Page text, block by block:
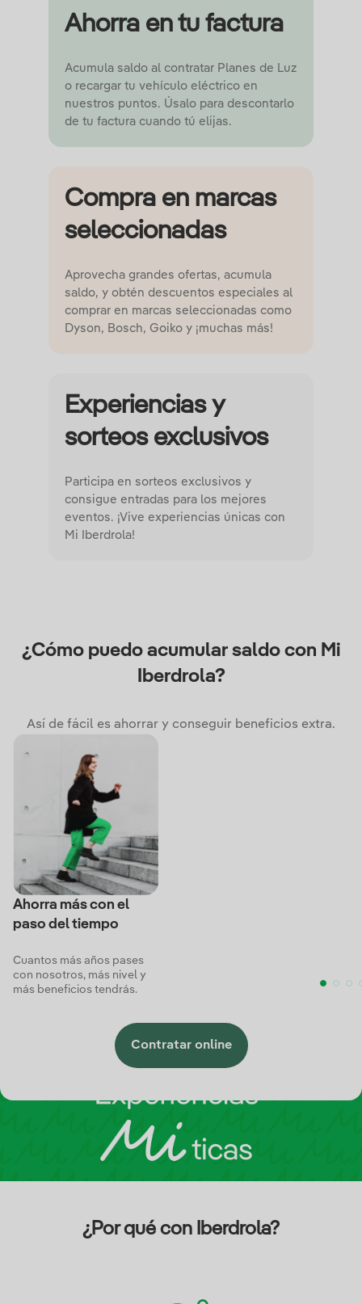
Ahorra en tu factura
Acumula saldo al contratar Planes de Luz
o recargar tu vehículo eléctrico en
nuestros puntos. Úsalo para descontarlo
de tu factura cuando tú elijas.
Compra en marcas
seleccionadas
Aprovecha grandes ofertas, acumula
saldo, y obtén descuentos especiales al
comprar en marcas seleccionadas como
Dyson, Bosch, Goiko y ¡muchas más!
Experiencias y
sorteos exclusivos
Participa en sorteos exclusivos y
consigue entradas para los mejores
eventos. ¡Vive experiencias únicas con
Mi Iberdrola!
¿Cómo puedo acumular saldo con Mi
Iberdrola?
Así de fácil es ahorrar y conseguir beneficios extra.
Ahorra más con el
paso del tiempo
Cuantos más años pases
con nosotros, más nivel y
más beneficios tendrás.
Contratar online
¿Por qué con Iberdrola?